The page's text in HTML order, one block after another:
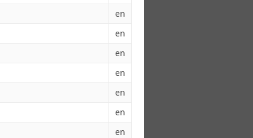
en
en
en
en
en
en
en